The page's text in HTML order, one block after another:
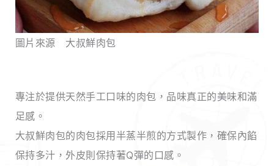
圖片來源 大叔鮮肉包
專注於提供天然手工口味的肉包，品味真正的美味和滿
足感。
大叔鮮肉包的肉包採用半蒸半煎的方式製作，確保內餡
保持多汁，外皮則保持著Q彈的口感。